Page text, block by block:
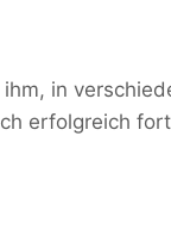
in
erfolgreich